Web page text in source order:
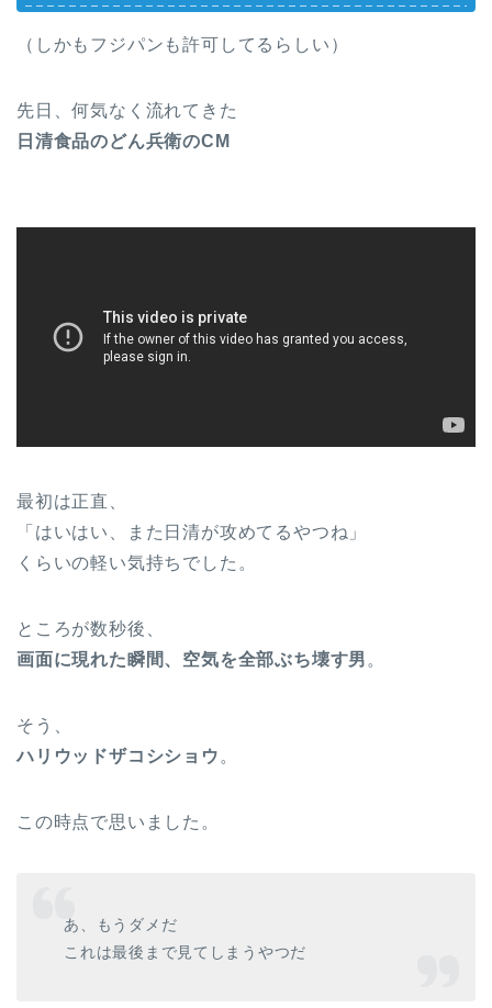
（しかもフジパンも許可してるらしい）
先日、何気なく流れてきた
日清食品のどん兵衛のCM
最初は正直、
「はいはい、また日清が攻めてるやつね」
くらいの軽い気持ちでした。
ところが数秒後、
画面に現れた瞬間、空気を全部ぶち壊す男 。
そう、
ハリウッドザコシショウ 。
この時点で思いました。
あ、もうダメだ
これは最後まで見てしまうやつだ